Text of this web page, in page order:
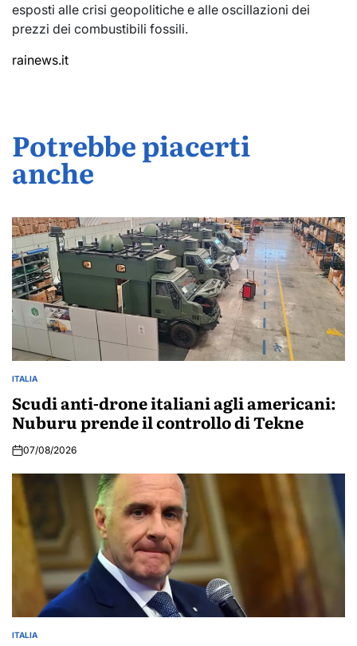
esposti alle crisi geopolitiche e alle oscillazioni dei
prezzi dei combustibili fossili.
rainews.it
Potrebbe piacerti
anche
POSTED
ITALIA
Scudi anti-drone italiani agli americani:
Nuburu prende il controllo di Tekne
07/08/2026
POSTED
ITALIA